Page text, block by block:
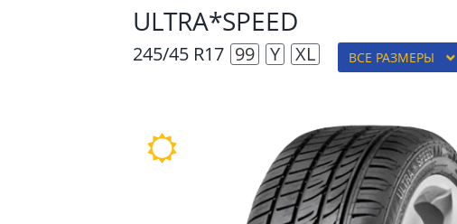
ULTRA*SPEED
245/45 R17 99 Y XL ВСЕ РАЗМЕРЫ